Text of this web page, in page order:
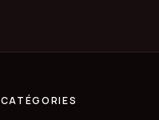
CATÉGORIES